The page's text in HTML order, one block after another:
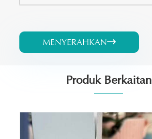
MENYERAHKAN
Produk Berkaitan